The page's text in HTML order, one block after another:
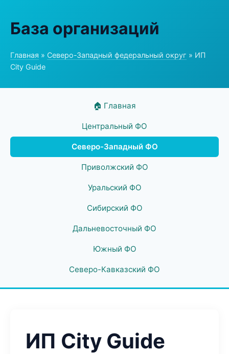
База организаций
Главная » Северо-Западный федеральный округ » ИП
City Guide
🏠 Главная
Центральный ФО
Северо-Западный ФО
Приволжский ФО
Уральский ФО
Сибирский ФО
Дальневосточный ФО
Южный ФО
Северо-Кавказский ФО
ИП City Guide